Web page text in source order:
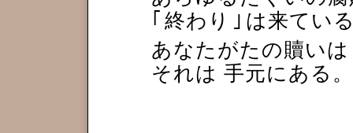
｢ 終わり ｣ は来てい
あなたがたの贖い
それは 手元にある。